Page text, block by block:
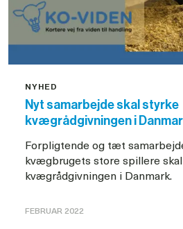
NYHED
Nyt samarbejde skal styrke
kvægrådgivningen i
Forpligtende og tæt
kvægbrugets store spillere
kvægrådgivningen i Danmark.
FEBRUAR 2022